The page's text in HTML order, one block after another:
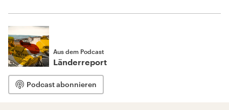
Aus dem Podcast
Länderreport
Podcast abonnieren